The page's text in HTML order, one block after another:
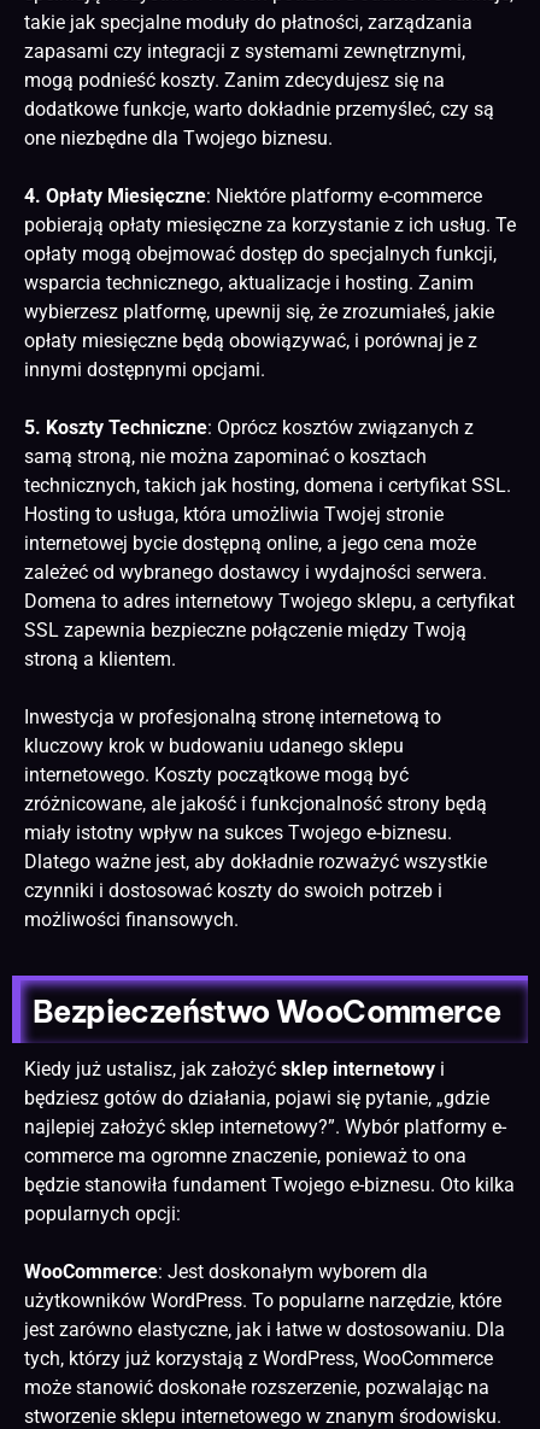
takie jak specjalne moduły do płatności, zarządzania
zapasami czy integracji z systemami zewnętrznymi,
mogą podnieść koszty. Zanim zdecydujesz się na
dodatkowe funkcje, warto dokładnie przemyśleć, czy są
one niezbędne dla Twojego biznesu.
4. Opłaty Miesięczne: Niektóre platformy e-commerce
pobierają opłaty miesięczne za korzystanie z ich usług. Te
opłaty mogą obejmować dostęp do specjalnych funkcji,
wsparcia technicznego, aktualizacje i hosting. Zanim
wybierzesz platformę, upewnij się, że zrozumiałeś, jakie
opłaty miesięczne będą obowiązywać, i porównaj je z
innymi dostępnymi opcjami.
5. Koszty Techniczne: Oprócz kosztów związanych z
samą stroną, nie można zapominać o kosztach
technicznych, takich jak hosting, domena i certyfikat SSL.
Hosting to usługa, która umożliwia Twojej stronie
internetowej bycie dostępną online, a jego cena może
zależeć od wybranego dostawcy i wydajności serwera.
Domena to adres internetowy Twojego sklepu, a certyfikat
SSL zapewnia bezpieczne połączenie między Twoją
stroną a klientem.
Inwestycja w profesjonalną stronę internetową to
kluczowy krok w budowaniu udanego sklepu
internetowego. Koszty początkowe mogą być
zróżnicowane, ale jakość i funkcjonalność strony będą
miały istotny wpływ na sukces Twojego e-biznesu.
Dlatego ważne jest, aby dokładnie rozważyć wszystkie
czynniki i dostosować koszty do swoich potrzeb i
możliwości finansowych.
Bezpieczeństwo WooCommerce
Kiedy już ustalisz, jak założyć sklep internetowy i
będziesz gotów do działania, pojawi się pytanie, „gdzie
najlepiej założyć sklep internetowy?”. Wybór platformy e-
commerce ma ogromne znaczenie, ponieważ to ona
będzie stanowiła fundament Twojego e-biznesu. Oto kilka
popularnych opcji:
WooCommerce: Jest doskonałym wyborem dla
użytkowników WordPress. To popularne narzędzie, które
jest zarówno elastyczne, jak i łatwe w dostosowaniu. Dla
tych, którzy już korzystają z WordPress, WooCommerce
może stanowić doskonałe rozszerzenie, pozwalając na
stworzenie sklepu internetowego w znanym środowisku.